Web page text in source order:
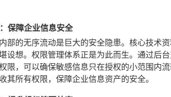
保障企业信息安全
部的无序流动是巨大的安全隐患。核心技术
设想。权限管理体系正是为此而生。通过后
限，可以确保敏感信息只在授权的小范围内
其所有权限，保障企业信息资产的安全。